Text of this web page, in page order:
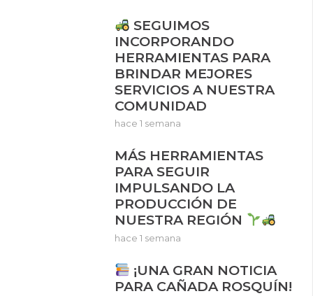
SEGUIMOS
INCORPORANDO
HERRAMIENTAS PARA
BRINDAR MEJORES
SERVICIOS A NUESTRA
COMUNIDAD
hace 1 semana
MÁS HERRAMIENTAS
PARA SEGUIR
IMPULSANDO LA
PRODUCCIÓN DE
NUESTRA REGIÓN
hace 1 semana
¡UNA GRAN NOTICIA
PARA CAÑADA ROSQUÍN!